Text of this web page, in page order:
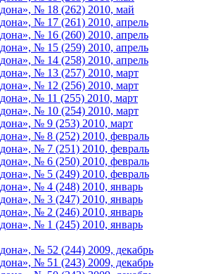
№ 18 (262) 2010, май
№ 17 (261) 2010, апрель
№ 16 (260) 2010, апрель
№ 15 (259) 2010, апрель
№ 14 (258) 2010, апрель
№ 13 (257) 2010, март
№ 12 (256) 2010, март
№ 11 (255) 2010, март
№ 10 (254) 2010, март
№ 9 (253) 2010, март
№ 8 (252) 2010, февраль
№ 7 (251) 2010, февраль
№ 6 (250) 2010, февраль
№ 5 (249) 2010, февраль
№ 4 (248) 2010, январь
№ 3 (247) 2010, январь
№ 2 (246) 2010, январь
№ 1 (245) 2010, январь
№ 52 (244) 2009, декабрь
№ 51 (243) 2009, декабрь